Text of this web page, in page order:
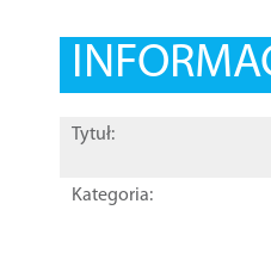
Tytuł:
Kategoria: